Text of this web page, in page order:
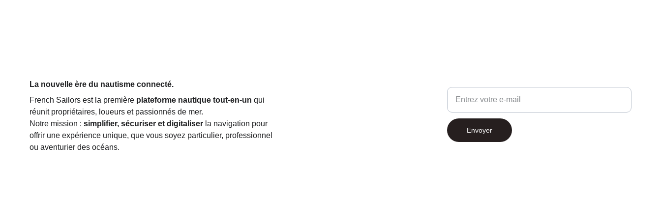
La nouvelle ère du nautisme connecté.
French Sailors est la première plateforme nautique tout-en-un qui
réunit propriétaires, loueurs et passionnés de mer.
Notre mission : simplifier, sécuriser et digitaliser la navigation pour
offrir une expérience unique, que vous soyez particulier, professionnel
ou aventurier des océans.
Envoyer